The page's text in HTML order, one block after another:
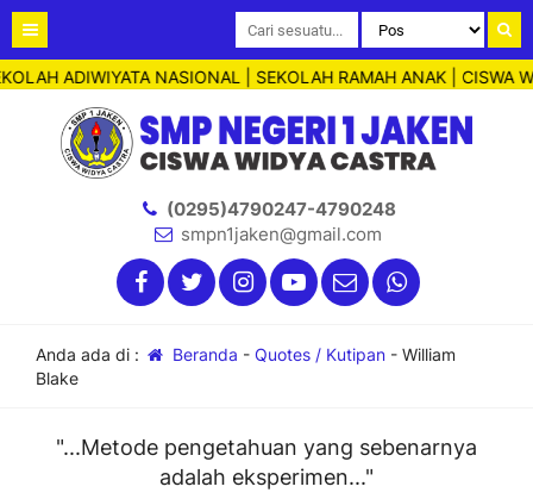
ADIWIYATA NASIONAL | SEKOLAH RAMAH ANAK | CISWA
(0295)4790247-4790248
smpn1jaken@gmail.com
Anda ada di : Beranda - Quotes / Kutipan- William
Blake
"...Metode pengetahuan yang sebenarnya
adalah eksperimen..."